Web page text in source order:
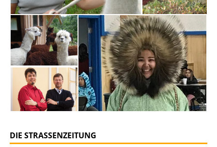
DIE STRASSENZEITUNG